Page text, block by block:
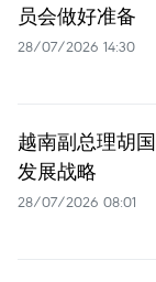
员会做好准备
28/07/2026 14:30
越南副总理胡
发展战略
28/07/2026 08:01